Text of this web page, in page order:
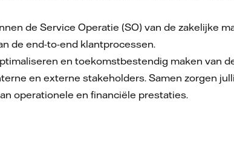
de Service Operatie (SO) van de zakelijke
de end-to-end klantprocessen.
en toekomstbestendig maken van
en externe stakeholders. Samen zorgen
operationele en financiële prestaties.